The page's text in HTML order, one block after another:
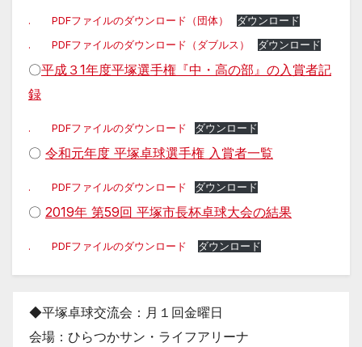
. PDFファイルのダウンロード（団体）
ダウンロード
. PDFファイルのダウンロード（ダブルス）
ダウンロード
〇平成３1年度平塚選手権『中・高の部』の入賞者記
録
. PDFファイルのダウンロード ダウンロード
〇 令和元年度 平塚卓球選手権 入賞者一覧
. PDFファイルのダウンロード ダウンロード
〇 2019年 第59回 平塚市長杯卓球大会の結果
. PDFファイルのダウンロード ダウンロード
◆平塚卓球交流会：月１回金曜日
会場：ひらつかサン・ライフアリーナ